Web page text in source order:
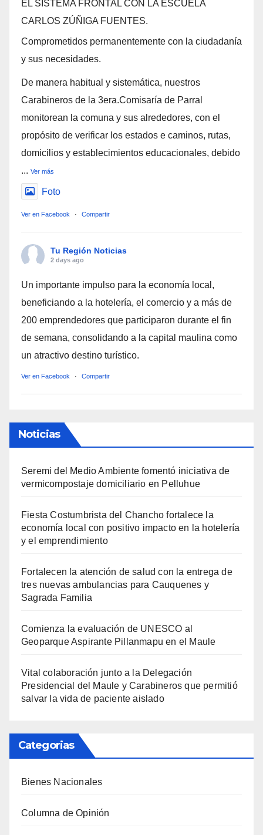
EL SISTEMA FRONTAL CON LA ESCUELA
CARLOS ZÚÑIGA FUENTES.
Comprometidos permanentemente con la ciudadanía
y sus necesidades.
De manera habitual y sistemática, nuestros
Carabineros de la 3era.Comisaría de Parral
monitorean la comuna y sus alrededores, con el
propósito de verificar los estados e caminos, rutas,
domicilios y establecimientos educacionales, debido
... Ver más
Foto
Ver en Facebook · Compartir
Tu Región Noticias
2 days ago
Un importante impulso para la economía local,
beneficiando a la hotelería, el comercio y a más de
200 emprendedores que participaron durante el fin
de semana, consolidando a la capital maulina como
un atractivo destino turístico.
Ver en Facebook · Compartir
Noticias
Seremi del Medio Ambiente fomentó iniciativa de
vermicompostaje domiciliario en Pelluhue
Fiesta Costumbrista del Chancho fortalece la
economía local con positivo impacto en la hotelería
y el emprendimiento
Fortalecen la atención de salud con la entrega de
tres nuevas ambulancias para Cauquenes y
Sagrada Familia
Comienza la evaluación de UNESCO al
Geoparque Aspirante Pillanmapu en el Maule
Vital colaboración junto a la Delegación
Presidencial del Maule y Carabineros que permitió
salvar la vida de paciente aislado
Categorias
Bienes Nacionales
Columna de Opinión